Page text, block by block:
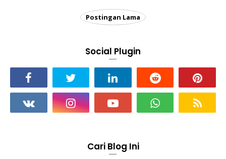
Postingan Lama
Social Plugin
Cari Blog Ini